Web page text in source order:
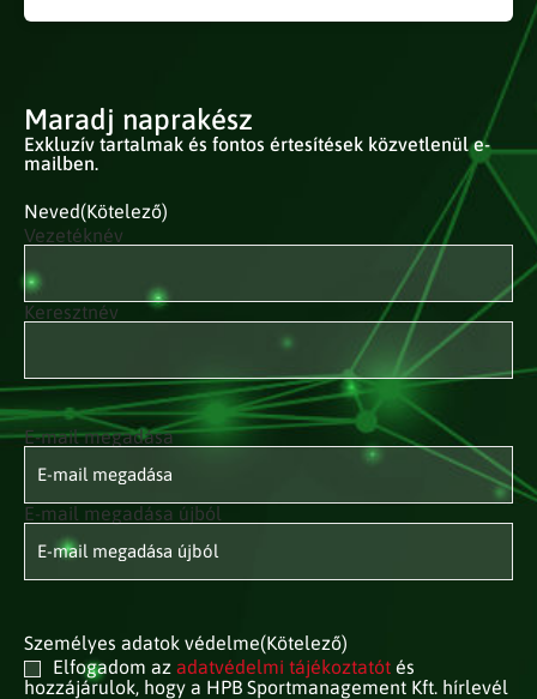
Maradj naprakész
Exkluzív tartalmak és fontos értesítések közvetlenül e-
mailben.
Neved(Kötelező)
Vezetéknév
Keresztnév
E-mail
címed(Kötelező)
E-mail megadása
E-mail megadása újból
Személyes adatok védelme(Kötelező)
Elfogadom az adatvédelmi tájékoztatót és
hozzájárulok, hogy a HPB Sportmanagement Kft. hírlevél